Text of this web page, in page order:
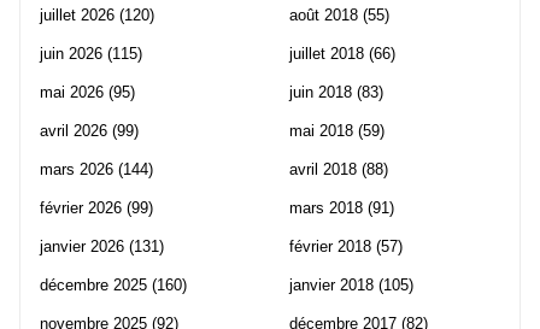
juillet 2026 (120)
juin 2026 (115)
mai 2026 (95)
avril 2026 (99)
mars 2026 (144)
février 2026 (99)
janvier 2026 (131)
décembre 2025 (160)
novembre 2025 (92)
août 2018 (55)
juillet 2018 (66)
juin 2018 (83)
mai 2018 (59)
avril 2018 (88)
mars 2018 (91)
février 2018 (57)
janvier 2018 (105)
décembre 2017 (82)